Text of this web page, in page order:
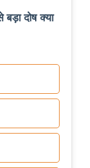
दोष क्या